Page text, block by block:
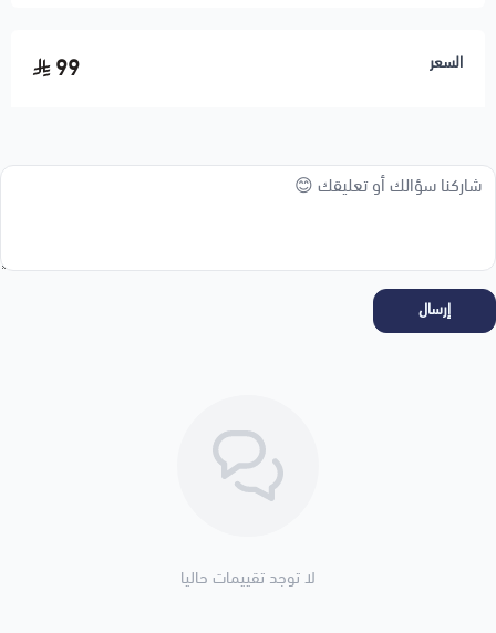
السعر 99
إرسال
لا توجد تقييمات حاليا